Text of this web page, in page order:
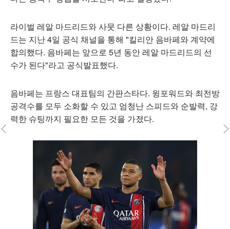
라이벌 레알 마드리드와 사뭇 다른 상황이다. 레알 마드리
드는 지난 4일 공식 채널을 통해 "킬리안 음바페와 계약에
합의했다. 음바페는 앞으로 5년 동안 레알 마드리드의 선
수가 된다"라고 공식발표했다.
음바페는 프랑스 대표팀의 간판스타다. 윙포워드와 최전방
공격수를 모두 소화할 수 있고 엄청난 스피드와 순발력, 강
력한 슈팅까지 필요한 모든 것을 가졌다.